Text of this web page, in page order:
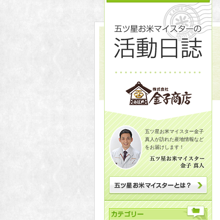
五ツ星お米マイスター金子
真人が訪れた産地情報など
をお届けします！